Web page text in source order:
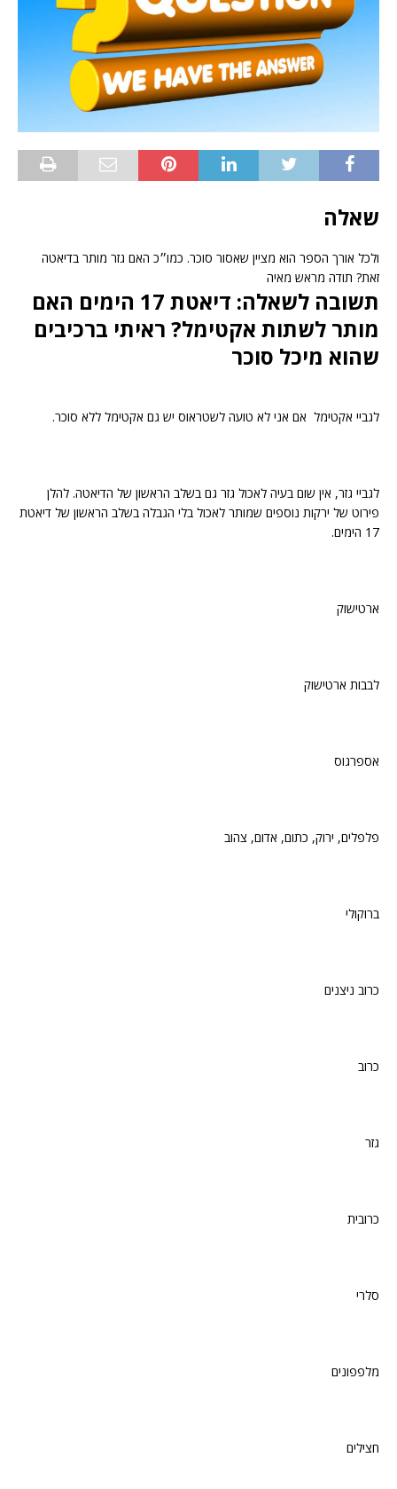
שאלה
ולכל אורך הספר הוא מציין שאסור סוכר. כמו״כ האם גזר מותר בדיאטה
זאת? תודה מראש מאיה
תשובה לשאלה: דיאטת 17 הימים האם
מותר לשתות אקטימל? ראיתי ברכיבים
שהוא מיכל סוכר
לגביי אקטימל אם אני לא טועה לשטראוס יש גם אקטימל ללא סוכר.
לגביי גזר, אין שום בעיה לאכול גזר גם בשלב הראשון של הדיאטה. להלן
פירוט של ירקות נוספים שמותר לאכול בלי הגבלה בשלב הראשון של דיאטת
17 הימים.
ארטישוק
לבבות ארטישוק
אספרגוס
פלפלים, ירוק, כתום, אדום, צהוב
ברוקולי
כרוב ניצנים
כרוב
גזר
כרובית
סלרי
מלפפונים
חצילים